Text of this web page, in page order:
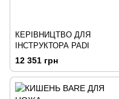
КЕРІВНИЦТВО ДЛЯ
ІНСТРУКТОРА PADI
12 351 грн